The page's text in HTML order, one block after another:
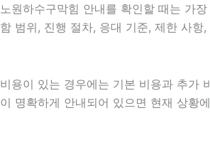
노원하수구막힘 안내를 확인할 때는 가
함 범위, 진행 절차, 응대 기준, 제한 사
비용이 있는 경우에는 기본 비용과 추가
이 명확하게 안내되어 있으면 현재 상황